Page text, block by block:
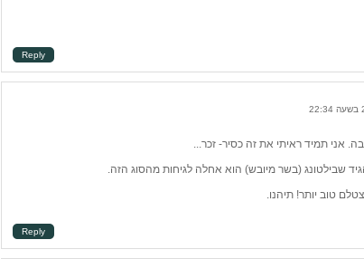
Reply
Reply
אני תמיד ראיתי את זה כסיר- זכר...
שבילטונג (בשר מיובש) הוא אחלה לגיחות מהסוג הזה.
טוב יותר! תיהנו.